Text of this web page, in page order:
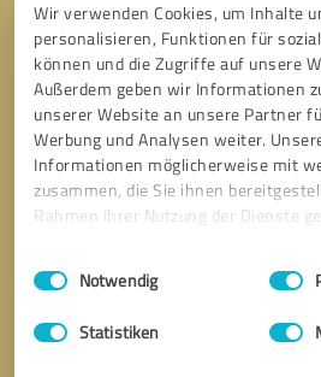
Wir verwenden Cookies, um Inhalte
personalisieren, Funktionen für
können und die Zugriffe auf unsere
Außerdem geben wir Informationen
unserer Website an unsere Partner
Werbung und Analysen weiter.
Informationen möglicherweise mit
zusammen, die Sie ihnen
Rahmen Ihrer Nutzung der Dienste
Impressum
Einwilligungsauswahl
Notwendig
Statistiken